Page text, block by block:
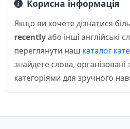
Корисна інформація
Якщо ви хочете дізнатися
recentlyабо інші англійські
переглянути наш каталог
знайдете слова,
категоріями для зручного